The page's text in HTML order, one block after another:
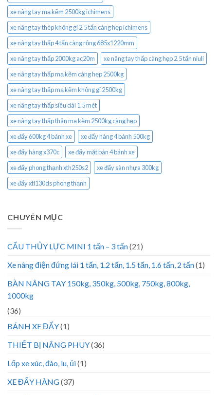
xe nâng tay mạ kẽm 2500kg ichimens
xe nâng tay thép không gỉ 2.5 tấn càng hẹp ichimens
xe nâng tay thấp 4 tấn càng rộng 685x1220mm
xe nâng tay thấp 2000kg ac20m
xe nâng tay thấp càng hẹp 2.5 tấn niuli
xe nâng tay thấp mạ kẽm càng hẹp 2500kg
xe nâng tay thấp mạ kẽm không gỉ 2500kg
xe nâng tay thấp siêu dài 1.5 mét
xe nâng tay thấp thân mạ kẽm 2500kg càng hẹp
xe đẩy 600kg 4 bánh xe
xe đẩy hàng 4 bánh 500kg
xe đẩy hàng x370c
xe đẩy mặt bàn 4 bánh xe
xe đẩy phong thạnh xth250s2
xe đẩy sàn nhựa 300kg
xe đẩy xtl130ds phong thạnh
CHUYÊN MỤC
CẨU THỦY LỰC MINI 1 tấn – 3 tấn(21)
Xe nâng điện đứng lái 1 tấn, 1.2 tấn, 1.5 tấn, 1.6 tấn, 2 tấn(1)
BÀN NÂNG TAY 150kg, 350kg, 500kg, 750kg, 800kg,
1000kg
(36)
BÁNH XE ĐẨY(1)
THIẾT BỊ NÂNG PHUY(36)
Lốp xe xúc, đào, lu, ủi(1)
XE ĐẨY HÀNG(37)